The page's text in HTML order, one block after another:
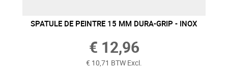
SPATULE DE PEINTRE 15 MM DURA-GRIP - INOX
€ 12,96
€ 10,71 BTW Excl.